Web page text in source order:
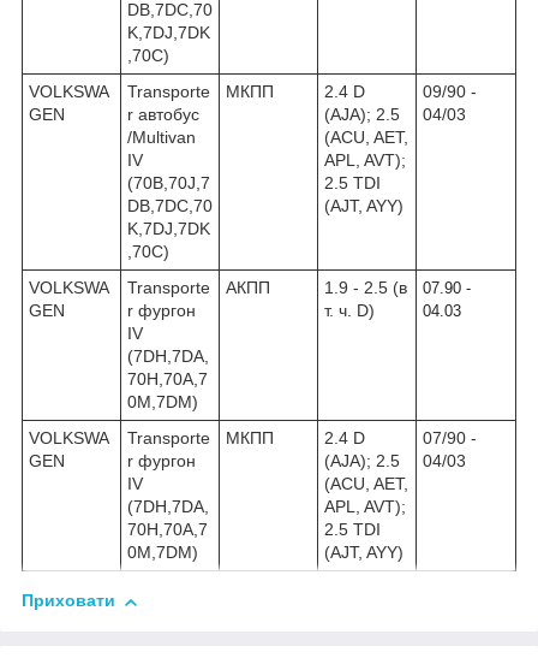
DB,7DC,70
K,7DJ,7DK
,70C)
VOLKSWA
GEN
Transporte
r автобус
/Multivan
IV
(70B,70J,7
DB,7DC,70
K,7DJ,7DK
,70C)
МКПП
2.4 D
(AJA); 2.5
(ACU, AET,
APL, AVT);
2.5 TDI
(AJT, AYY)
09/90 -
04/03
VOLKSWA
GEN
Transporte
r фургон
IV
(7DH,7DA,
70H,70A,7
0M,7DM)
АКПП
1.9 - 2.5 (в
т. ч. D)
07.90 -
04.03
VOLKSWA
GEN
Transporte
r фургон
IV
(7DH,7DA,
70H,70A,7
0M,7DM)
МКПП
2.4 D
(AJA); 2.5
(ACU, AET,
APL, AVT);
2.5 TDI
(AJT, AYY)
07/90 -
04/03
Приховати